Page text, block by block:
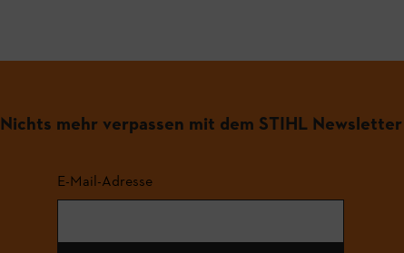
Nichts mehr verpassen mit dem STIHL Newsletter
E-Mail-Adresse